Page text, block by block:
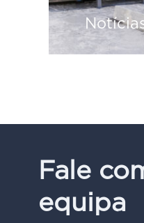
Fale
equipa